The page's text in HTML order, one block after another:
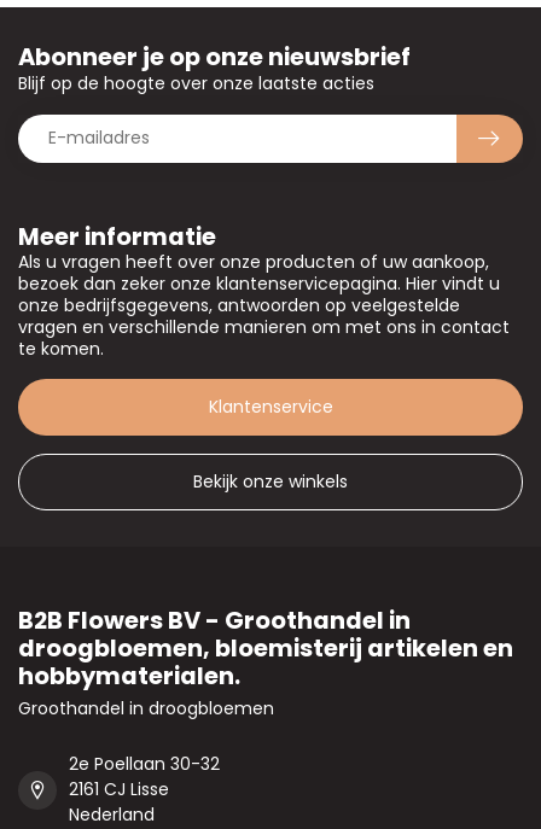
Meer informatie
Als u vragen heeft over onze producten of uw aankoop,
bezoek dan zeker onze klantenservicepagina. Hier vindt u
onze bedrijfsgegevens, antwoorden op veelgestelde
vragen en verschillende manieren om met ons in contact
te komen.
Klantenservice
Bekijk onze winkels
Abonneer je op onze nieuwsbrief
Blijf op de hoogte over onze laatste acties
B2B Flowers BV - Groothandel in
droogbloemen, bloemisterij artikelen en
hobbymaterialen.
Groothandel in droogbloemen
2e Poellaan 30-32
2161 CJ Lisse
Nederland